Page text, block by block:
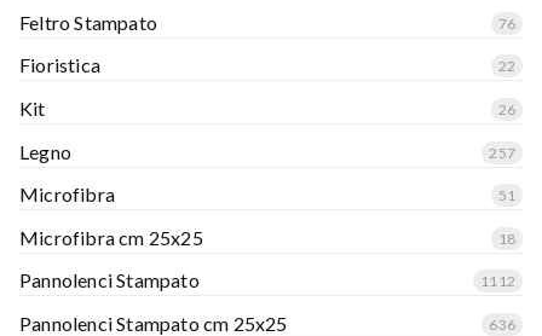
Feltro Stampato 76
Fioristica 22
Kit 26
Legno 257
Microfibra 51
Microfibra cm 25x25 18
Pannolenci Stampato 1112
Pannolenci Stampato cm 25x25 636